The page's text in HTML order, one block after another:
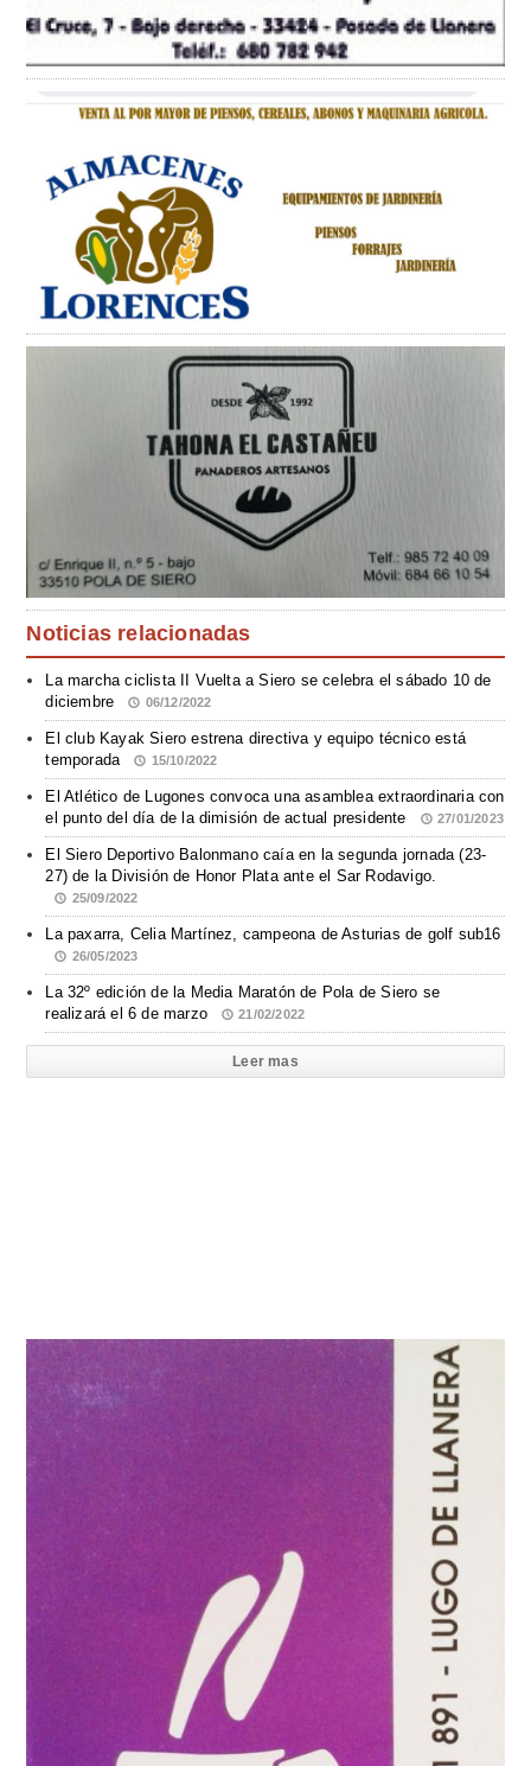
Noticias relacionadas
La marcha ciclista II Vuelta a Siero se celebra el sábado 10 de
diciembre
06/12/2022
El club Kayak Siero estrena directiva y equipo técnico está
temporada
15/10/2022
El Atlético de Lugones convoca una asamblea extraordinaria con
el punto del día de la dimisión de actual presidente
27/01/2023
El Siero Deportivo Balonmano caía en la segunda jornada (23-
27) de la División de Honor Plata ante el Sar Rodavigo.
25/09/2022
La paxarra, Celia Martínez, campeona de Asturias de golf sub16
26/05/2023
La 32º edición de la Media Maratón de Pola de Siero se
realizará el 6 de marzo
21/02/2022
Leer mas